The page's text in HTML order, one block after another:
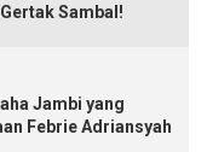
Sambal!
Jambi yang
Febrie Adriansyah